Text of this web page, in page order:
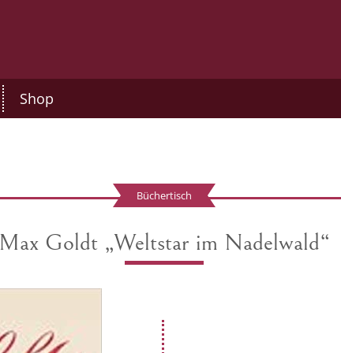
Shop
Büchertisch
Max Goldt „Weltstar im Nadelwald“